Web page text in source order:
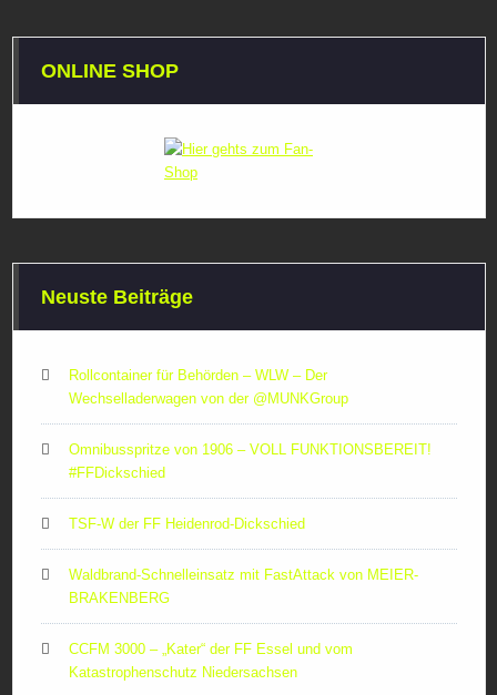
ONLINE SHOP
Neuste Beiträge
Rollcontainer für Behörden – WLW – Der
Wechselladerwagen von der ‪@MUNKGroup‬
Omnibusspritze von 1906 – VOLL FUNKTIONSBEREIT!
#FFDickschied
TSF-W der FF Heidenrod-Dickschied
Waldbrand-Schnelleinsatz mit FastAttack von MEIER-
BRAKENBERG
CCFM 3000 – „Kater“ der FF Essel und vom
Katastrophenschutz Niedersachsen